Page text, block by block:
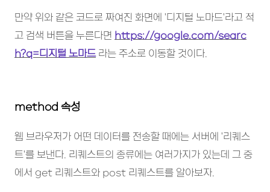
만약 위와 같은 코드로 짜여진 화면에 '디지털 노마드'라고 적
고 검색 버튼을 누른다면 https://google.com/searc
h?q=디지털 노마드라는 주소로 이동할 것이다.
method 속성
웹 브라우저가 어떤 데이터를 전송할 때에는 서버에 '리퀘스
트'를 보낸다. 리퀘스트의 종류에는 여러가지가 있는데 그 중
에서 get 리퀘스트와 post 리퀘스트를 알아보자.